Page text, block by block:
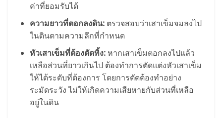
ค่าที่ยอมรับได้
ความยาวที่ตอกลงดิน:ตรวจสอบว่าเสาเข็มจมลงไป
ในดินตามความลึกที่กำหนด
หัวเสาเข็มที่ต้องตัดทิ้ง:หากเสาเข็มตอกลงไปแล้ว
เหลือส่วนที่ยาวเกินไป ต้องทำการตัดแต่งหัวเสาเข็ม
ให้ได้ระดับที่ต้องการ โดยการตัดต้องทำอย่าง
ระมัดระวัง ไม่ให้เกิดความเสียหายกับส่วนที่เหลือ
อยู่ในดิน